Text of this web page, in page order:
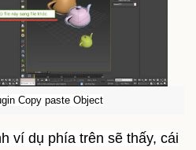
Copy paste Object
ví dụ phía trên sẽ thấy, cái